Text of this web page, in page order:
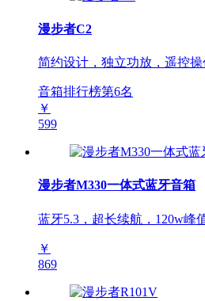
漫步者C2
简约设计，独立功放，遥控操
音箱排行榜第6名
￥
599
漫步者M330一体式蓝牙音箱
蓝牙5.3，超长续航，120w峰
￥
869